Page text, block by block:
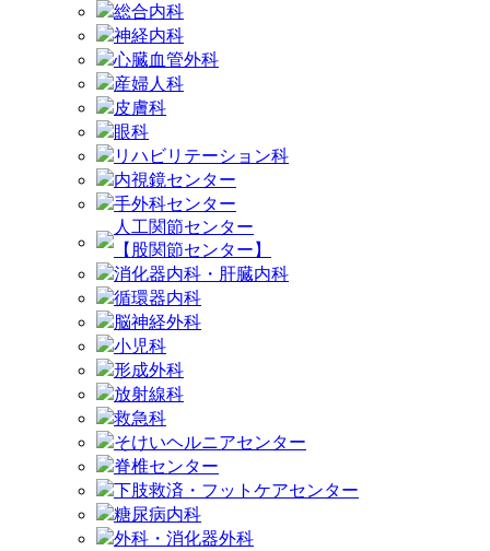
総合内科
神経内科
心臓血管外科
産婦人科
皮膚科
眼科
リハビリテーション科
内視鏡センター
手外科センター
人工関節センター
【股関節センター】
消化器内科・肝臓内科
循環器内科
脳神経外科
小児科
形成外科
放射線科
救急科
そけいヘルニアセンター
脊椎センター
下肢救済・フットケアセンター
糖尿病内科
外科・消化器外科